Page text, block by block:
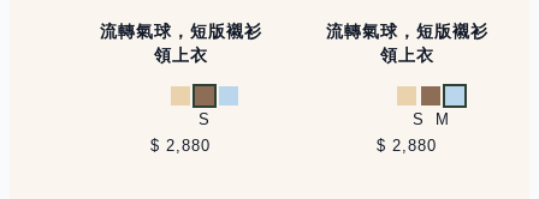
流轉氣球，短版襯衫
領上衣
杏 卡其淺藍
S
$ 2,880
流轉氣球，短版襯衫
領上衣
杏 卡其淺藍
S
M
$ 2,880